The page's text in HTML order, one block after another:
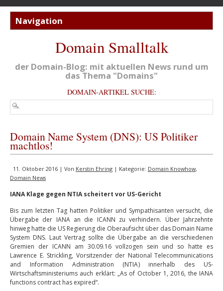
Domain Smalltalk
der Domain-Blog: mit aktuellen News rund um
das Thema "Domains"
DOMAIN-ARTIKEL SUCHE:
Domain Name System (DNS): US Politiker
machtlos!
11. Oktober 2016 | Von Kerstin Ehring | Kategorie: Domain Knowhow,
Domain News
IANA Klage gegen NTIA scheitert vor US-Gericht
Bis zum letzten Tag hatten Politiker und Sympathisanten versucht, die
Übergabe der IANA an die ICANN zu verhindern. Über Jahrzehnte
hinweg hatte die US Regierung die Oberaufsicht über das Domain Name
System DNS. Laut Vertrag sollte die Übergabe an die verschiedenen
Gremien der ICANN am 30.09.16 vollzogen sein und so hatte es
Lawrence E. Strickling, Vorsitzender der National Telecommunications
and Information Administration (NTIA) innerhalb des US-
Wirtschaftsministeriums auch erklärt: „As of October 1, 2016, the IANA
functions contract has expired“.